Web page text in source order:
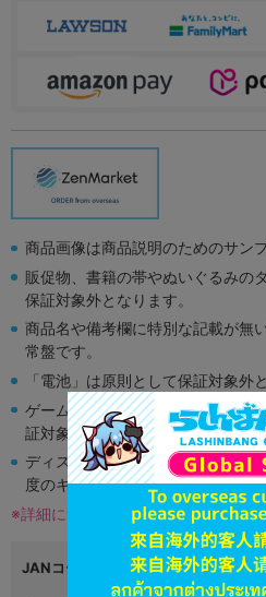
商品画像は商品説明のためのサン
販促物、書籍の帯やぬいぐるみの
保証対象外となります。
商品名や備考欄に特別な記載が無
常盤です。
「電池」は原則として保証対象外
ゲーム機本体には、SDカードな
証対象外となります。
ディスク類の読み取り面のキズに
度のキズがある場合がございます
※詳細につきましてはコチラ
JANコード